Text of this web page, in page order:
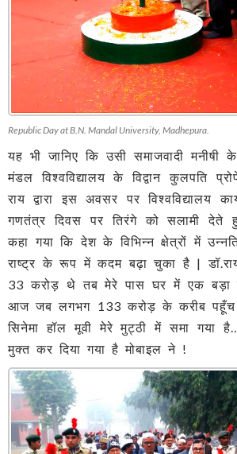
Republic Day at B.N. Mandal University, Madhepura.
यह भी जानिए कि उसी समाजवादी मनीषी
मंडल विश्वविद्यालय के विद्वान कुलपति
राय द्वारा इस अवसर पर विश्वविद्यालय
गणतंत्र दिवस पर तिरंगे को सलामी देते
कहा गया कि देश के विभिन्न क्षेत्रों में
राष्ट्र के रूप में कदम बढ़ा चुका है |
33 करोड़ थे तब मेरे पास घर में एक बड़ा
आज जब लगभग 133 करोड़ के करीब पहूँच
सिनेमा हॉल मूवी मेरे मुट्ठी में समा गया
मुक्त कर दिया गया है मोबाइल ने !